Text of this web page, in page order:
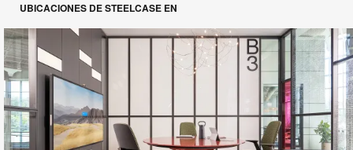
UBICACIONES DE STEELCASE EN